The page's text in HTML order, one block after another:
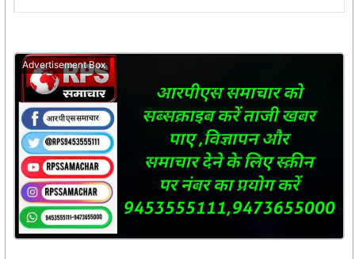
Advertisement Box